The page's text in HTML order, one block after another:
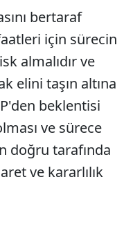
bertaraf
için sürecin
almalıdır ve
elini taşın altına
beklentisi
ve sürece
doğru tarafında
ve kararlılık